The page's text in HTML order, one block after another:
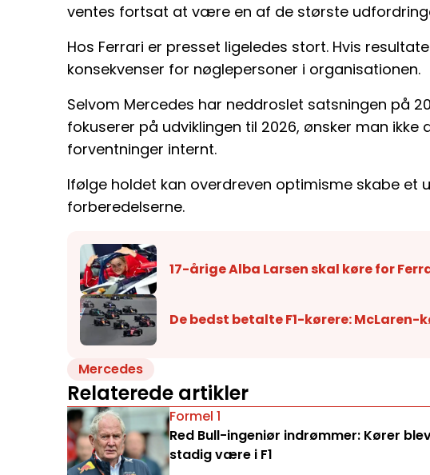
ventes fortsat at være en af de største
Hos Ferrari er presset ligeledes stort. Hvis
konsekvenser for nøglepersoner i organisationen.
Selvom Mercedes har neddroslet satsningen på
fokuserer på udviklingen til 2026, ønsker man ikke
forventninger internt.
Ifølge holdet kan overdreven optimisme skabe et
forberedelserne.
17-årige Alba Larsen skal køre for
De bedst betalte F1-kørere:
Mercedes
Relaterede artikler
Formel 1
Red Bull-ingeniør indrømmer: Kører
stadig være i F1